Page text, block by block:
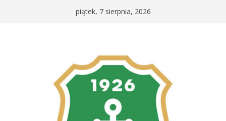
piątek, 7 sierpnia, 2026